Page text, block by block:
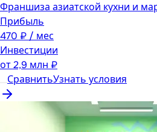
Франшиза азиатской кухни и
Прибыль
470 ₽ / мес
Инвестиции
от2,9 млн ₽
СравнитьУзнать условия